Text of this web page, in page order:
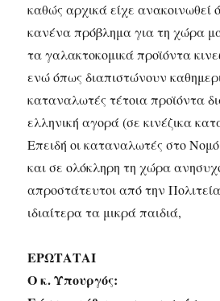
καθώς αρχικά είχε ανακοινωθεί
κανένα πρόβλημα για τη χώρα
τα γαλακτοκομικά προϊόντα
ενώ όπως διαπιστώνουν
καταναλωτές τέτοια προϊόντα
ελληνική αγορά (σε κινέζικα
Επειδή οι καταναλωτές στο
και σε ολόκληρη τη χώρα
απροστάτευτοι από την Πολιτεία,
ιδιαίτερα τα μικρά παιδιά,
ΕΡΩΤΑΤΑΙ
Ο κ. Υπουργός: